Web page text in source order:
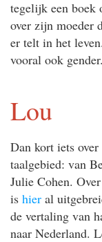
tegelijk een boek
over zijn moeder
er telt in het
vooral ook gender.
Lou
Dan kort iets
taalgebied: van
Julie Cohen.
is hier al
de vertaling van
naar Nederland.